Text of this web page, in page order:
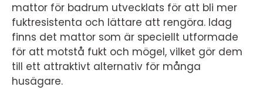
mattor för badrum utvecklats för att bli mer
fuktresistenta och lättare att rengöra. Idag
finns det mattor som är speciellt utformade
för att motstå fukt och mögel, vilket gör dem
till ett attraktivt alternativ för många
husägare.